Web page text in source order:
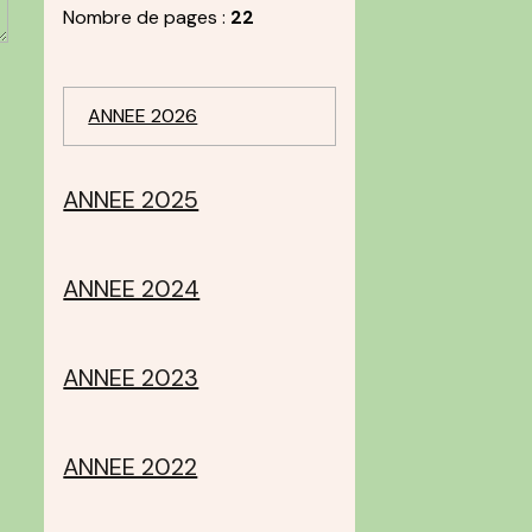
Nombre de pages : 22
ANNEE 2026
ANNEE 2025
ANNEE 2024
ANNEE 2023
ANNEE 2022